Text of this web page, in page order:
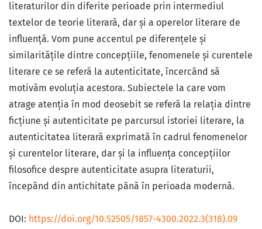
literaturilor din diferite perioade prin intermediul
textelor de teorie literară, dar și a operelor literare de
influență. Vom pune accentul pe diferențele și
similaritățile dintre concepțiile, fenomenele şi curentele
literare ce se referă la autenticitate, încercând să
motivăm evoluția acestora. Subiectele la care vom
atrage atenția în mod deosebit se referă la relația dintre
ficțiune și autenticitate pe parcursul istoriei literare, la
autenticitatea literară exprimată în cadrul fenomenelor
și curentelor literare, dar și la influența concepțiilor
filosofice despre autenticitate asupra literaturii,
începând din antichitate până în perioada modernă.
DOI: https://doi.org/10.52505/1857-4300.2022.3(318).09